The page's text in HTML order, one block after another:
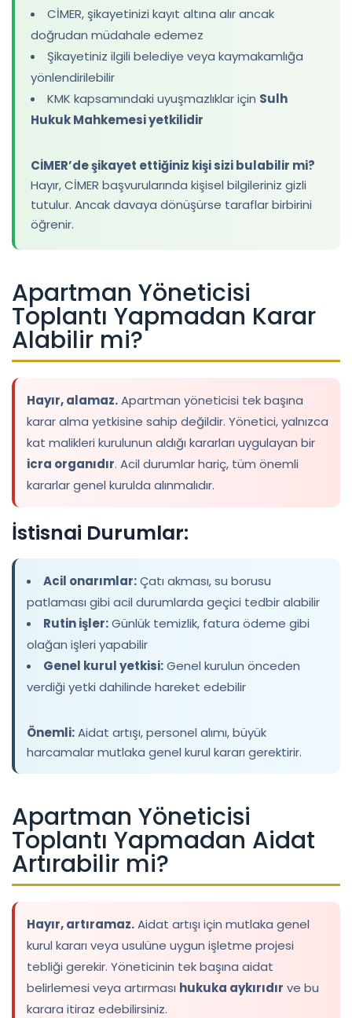
CİMER, şikayetinizi kayıt altına alır ancak
doğrudan müdahale edemez
Şikayetiniz ilgili belediye veya kaymakamlığa
yönlendirilebilir
KMK kapsamındaki uyuşmazlıklar için Sulh
Hukuk Mahkemesi yetkilidir
CİMER’de şikayet ettiğiniz kişi sizi bulabilir mi?
Hayır, CİMER başvurularında kişisel bilgileriniz gizli
tutulur. Ancak davaya dönüşürse taraflar birbirini
öğrenir.
Apartman Yöneticisi
Toplantı Yapmadan Karar
Alabilir mi?
Hayır, alamaz.Apartman yöneticisi tek başına
karar alma yetkisine sahip değildir. Yönetici, yalnızca
kat malikleri kurulunun aldığı kararları uygulayan bir
icra organıdır. Acil durumlar hariç, tüm önemli
kararlar genel kurulda alınmalıdır.
İstisnai Durumlar:
Acil onarımlar:Çatı akması, su borusu
patlaması gibi acil durumlarda geçici tedbir alabilir
Rutin işler:Günlük temizlik, fatura ödeme gibi
olağan işleri yapabilir
Genel kurul yetkisi:Genel kurulun önceden
verdiği yetki dahilinde hareket edebilir
Önemli:Aidat artışı, personel alımı, büyük
harcamalar mutlaka genel kurul kararı gerektirir.
Apartman Yöneticisi
Toplantı Yapmadan Aidat
Artırabilir mi?
Hayır, artıramaz.Aidat artışı için mutlaka genel
kurul kararı veya usulüne uygun işletme projesi
tebliği gerekir. Yöneticinin tek başına aidat
belirlemesi veya artırması hukuka aykırıdır ve bu
karara itiraz edebilirsiniz.